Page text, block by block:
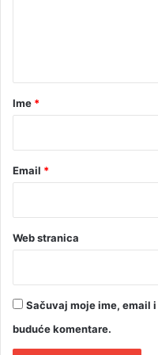
l
e
u
ž
rIme *
Email *
Web stranica
Sačuvaj moje ime, email
buduće komentare.